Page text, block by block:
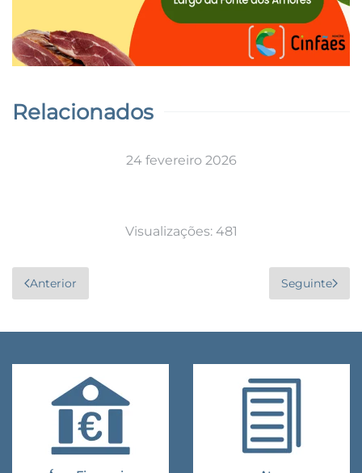
Relacionados
24 fevereiro 2026
Visualizações: 481
Anterior Seguinte